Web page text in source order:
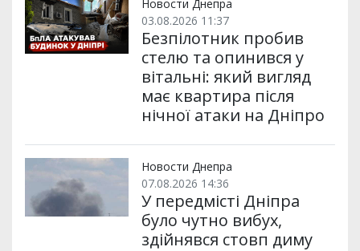
Новости Днепра
03.08.2026 11:37
Безпілотник пробив
стелю та опинився у
вітальні: який вигляд
має квартира після
нічної атаки на Дніпро
Новости Днепра
07.08.2026 14:36
У передмісті Дніпра
було чутно вибух,
здійнявся стовп диму